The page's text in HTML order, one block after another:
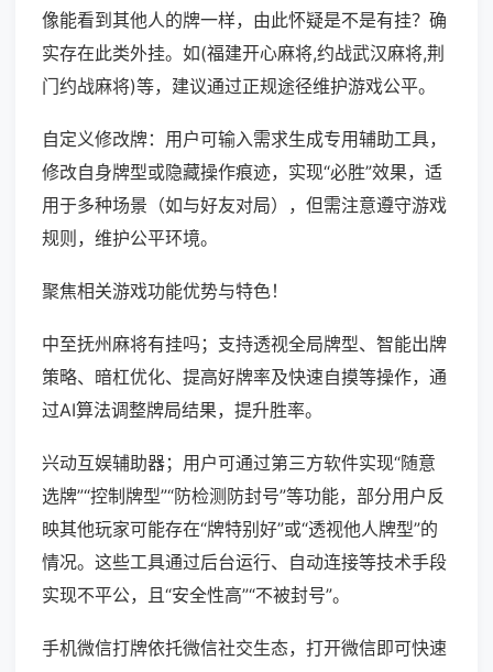
像能看到其他人的牌一样，由此怀疑是不是有挂？确
实存在此类外挂。如(福建开心麻将,约战武汉麻将,荆
门约战麻将)等，建议通过正规途径维护游戏公平。
自定义修改牌：用户可输入需求生成专用辅助工具，
修改自身牌型或隐藏操作痕迹，实现“必胜”效果，适
用于多种场景（如与好友对局），但需注意遵守游戏
规则，维护公平环境。
聚焦相关游戏功能优势与特色！
中至抚州麻将有挂吗；支持透视全局牌型、智能出牌
策略、暗杠优化、提高好牌率及快速自摸等操作，通
过AI算法调整牌局结果，提升胜率。
兴动互娱辅助器；用户可通过第三方软件实现“随意
选牌”“控制牌型”“防检测防封号”等功能，部分用户反
映其他玩家可能存在“牌特别好”或“透视他人牌型”的
情况。这些工具通过后台运行、自动连接等技术手段
实现不平公，且“安全性高”“不被封号”。
手机微信打牌依托微信社交生态，打开微信即可快速